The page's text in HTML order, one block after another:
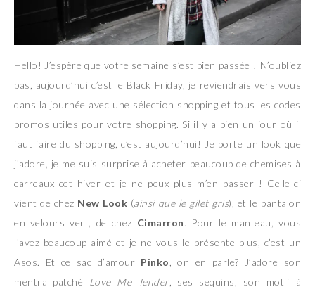
Hello! J’espère que votre semaine s’est bien passée ! N’oubliez
pas, aujourd’hui c’est le Black Friday, je reviendrais vers vous
dans la journée avec une sélection shopping et tous les codes
promos utiles pour votre shopping. Si il y a bien un jour où il
faut faire du shopping, c’est aujourd’hui! Je porte un look que
j’adore, je me suis surprise à acheter beaucoup de chemises à
carreaux cet hiver et je ne peux plus m’en passer ! Celle-ci
vient de chez New Look (ainsi que le gilet gris), et le pantalon
en velours vert, de chez Cimarron. Pour le manteau, vous
l’avez beaucoup aimé et je ne vous le présente plus, c’est un
Asos. Et ce sac d’amour Pinko
, on en parle? J’adore son
mentra patché Love Me Tender, ses sequins, son motif à